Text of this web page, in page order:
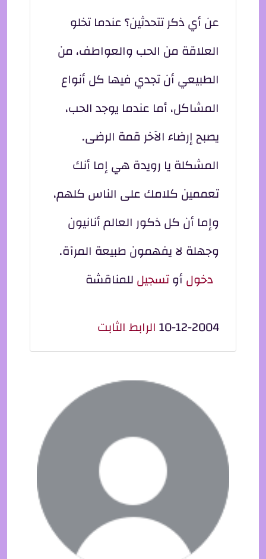
عن أي ذكر تتحدثين؟ عندما تخلو
العلاقة من الحب والعواطف، من
الطبيعي أن تجدي فيها كل أنواع
المشاكل، أما عندما يوجد الحب،
يصبح إرضاء الآخر قمة الرضى.
المشكلة يا رويدة هي إما أنك
تعممين كلامك على الناس كلهم،
وإما أن كل ذكور العالم أنانيون
وجهلة لا يفهمون طبيعة المرآة.
دخولأوتسجيلللمناقشة
10-12-2004الرابط الثابت